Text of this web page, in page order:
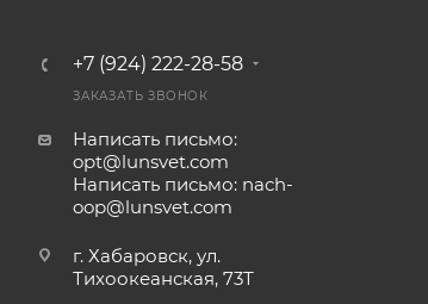
+7 (924) 222-28-58
ЗАКАЗАТЬ ЗВОНОК
Написать письмо:
opt@lunsvet.com
Написать письмо: nach-
oop@lunsvet.com
г. Хабаровск, ул.
Тихоокеанская, 73Т